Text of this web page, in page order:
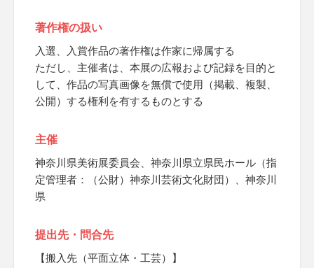
著作権の扱い
入選、入賞作品の著作権は作家に帰属する
ただし、主催者は、本展の広報および記録を目的と
して、作品の写真画像を無償で使用（掲載、複製、
公開）する権利を有するものとする
主催
神奈川県美術展委員会、神奈川県立県民ホール（指
定管理者：（公財）神奈川芸術文化財団）、神奈川
県
提出先・問合先
【搬入先（平面立体・工芸）】